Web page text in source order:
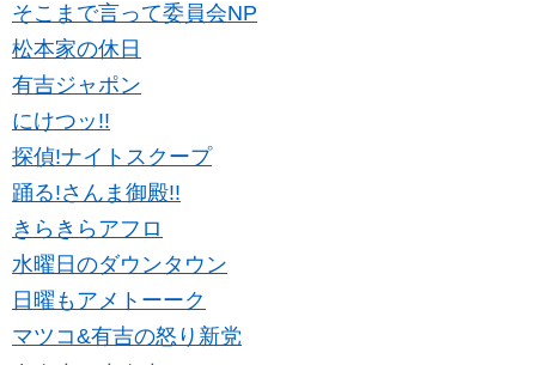
そこまで言って委員会NP
松本家の休日
有吉ジャポン
にけつッ!!
探偵!ナイトスクープ
踊る!さんま御殿!!
きらきらアフロ
水曜日のダウンタウン
日曜もアメトーーク
マツコ&有吉の怒り新党